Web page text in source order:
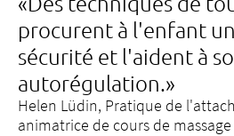
procurent à l'enfant
sécurité et l'aident à
autorégulation.»
Helen Lüdin, Pratique de
animatrice de cours de